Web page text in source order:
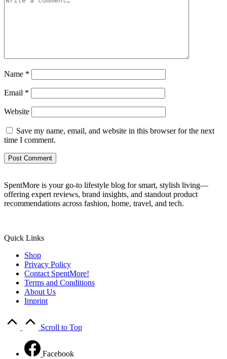
Name *
Email *
Website
Save my name, email, and website in this browser for the next
time I comment.
SpentMore is your go-to lifestyle blog for smart, stylish living—
offering expert reviews, brand insights, and standout product
recommendations across fashion, home, travel, and tech.
Quick Links
Shop
Privacy Policy
Contact SpentMore!
Terms and Conditions
About Us
Imprint
Scroll to Top
Facebook